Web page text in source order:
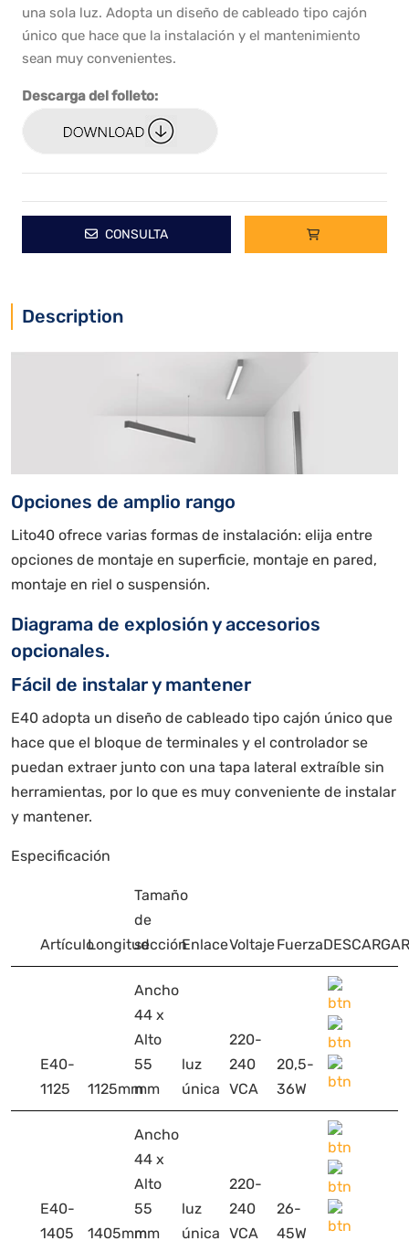
una sola luz. Adopta un diseño de cableado tipo cajón
único que hace que la instalación y el mantenimiento
sean muy convenientes.
Descarga del folleto:
CONSULTA
Description
Opciones de amplio rango
Lito40 ofrece varias formas de instalación: elija entre
opciones de montaje en superficie, montaje en pared,
montaje en riel o suspensión.
Diagrama de explosión y accesorios
opcionales.
Fácil de instalar y mantener
E40 adopta un diseño de cableado tipo cajón único que
hace que el bloque de terminales y el controlador se
puedan extraer junto con una tapa lateral extraíble sin
herramientas, por lo que es muy conveniente de instalar
y mantener.
Especificación
ArtículoLongitud
Tamaño
de
secciónEnlaceVoltajeFuerza
E40-
1125
1125mm
Ancho
44 x
Alto
55
mm
luz
única
220-
240
VCA
20,5-
36W
E40-
1405
1405mm
Ancho
44 x
Alto
55
mm
luz
única
220-
240
VCA
26-
45W